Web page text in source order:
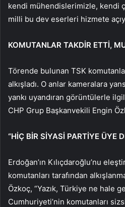
kendi mühendislerimizle, kendi
milli bu dev eserleri hizmete
KOMUTANLAR TAKDİR ETTİ,
Törende bulunan TSK
alkışladı. O anlar kameralara
yankı uyandıran görüntülerle
CHP Grup Başkanvekili Engin
“HİÇ BİR SİYASİ PARTİYE ÜYE
Erdoğan’ın Kılıçdaroğlu’nu
komutanları tarafından
Özkoç, “Yazık, Türkiye ne hale
Cumhuriyeti’nin komutanları